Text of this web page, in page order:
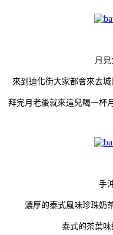
月
來到迪化街大家都會來去
拜完月老後就來這兒喝一杯
手
濃厚的泰式風味珍珠奶
泰式的茶葉味